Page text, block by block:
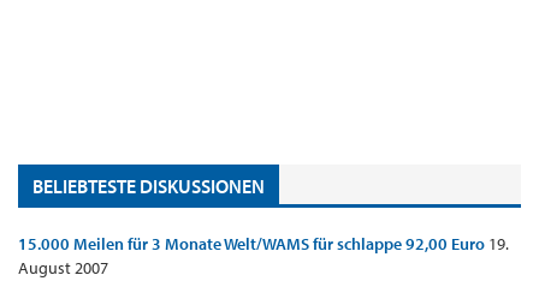
BELIEBTESTE DISKUSSIONEN
15.000 Meilen für 3 Monate Welt/WAMS für schlappe 92,00 Euro 19.
August 2007